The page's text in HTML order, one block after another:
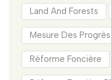
Land And Forests
Mesure Des Progrès
Réforme Foncière